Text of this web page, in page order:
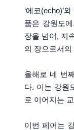
‘에코(echo)’
품은 강원도
장을 넘어, 지
의 장으로서
올해로 네 번
다. 이는 강원
로 이어지는
이번 페어는